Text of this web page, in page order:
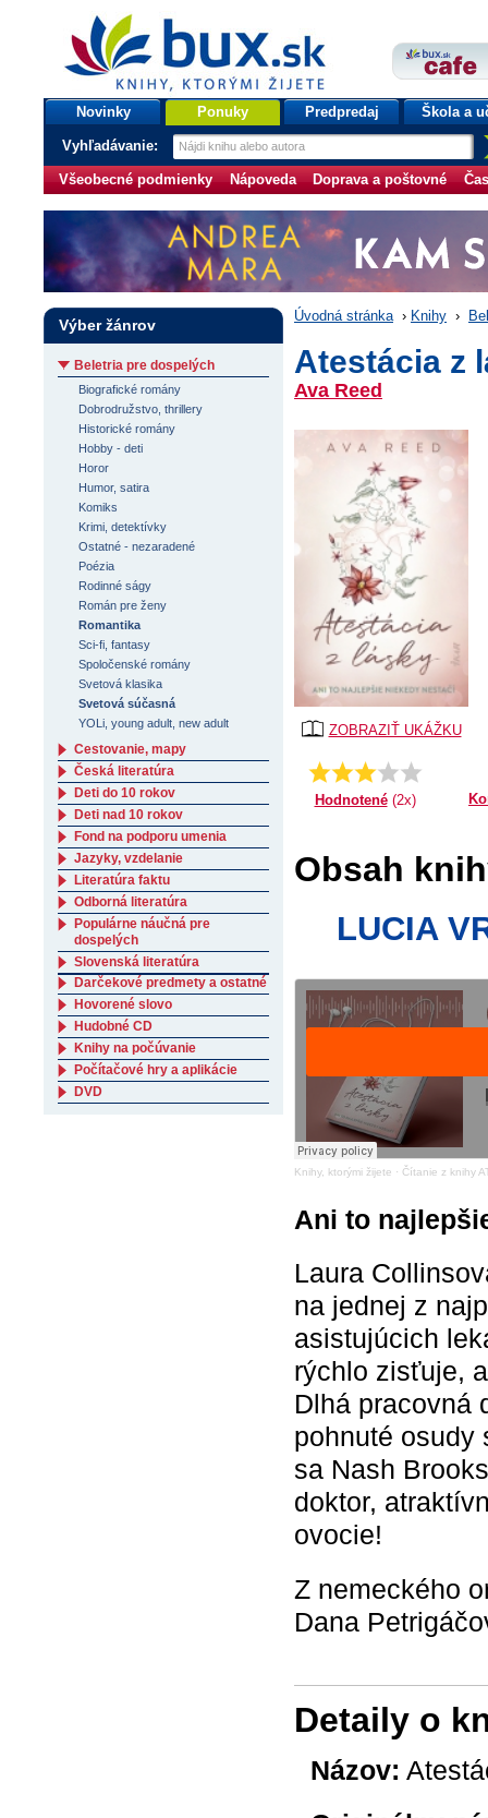
bux.sk
knihy, ktorými žijete
Úvodná stránka
Novinky Ponuky Predpredaj Škola a
Vyhľadávanie:
Všeobecné podmienky Nápoveda Doprava a poštovné
Úvodná stránka › Knihy ›
Atestácia z
Ava Reed
ZOBRAZIŤ UKÁŽKU
Priemer:
3.0
Hodnotené(2x)
Obsah
LUCIA
Knihy, ktorými žijete · Čítanie z knihy
Ani to
Laura
na jednej z
asistujúcich
rýchlo zisťuje,
Dlhá pracovná
pohnuté osudy
sa Nash
doktor,
ovocie!
Z nemeckého
Dana
Detaily o
Názov:
Výber žánrov
Beletria pre dospelých
Biografické romány
Dobrodružstvo, thrillery
Historické romány
Hobby - deti
Horor
Humor, satira
Komiks
Krimi, detektívky
Ostatné - nezaradené
Poézia
Rodinné ságy
Román pre ženy
Romantika
Sci-fi, fantasy
Spoločenské romány
Svetová klasika
Svetová súčasná
YOLi, young adult, new adult
Cestovanie, mapy
Česká literatúra
Deti do 10 rokov
Deti nad 10 rokov
Fond na podporu umenia
Jazyky, vzdelanie
Literatúra faktu
Odborná literatúra
Populárne náučná pre
dospelých
Slovenská literatúra
Darčekové predmety a ostatné
Hovorené slovo
Hudobné CD
Knihy na počúvanie
Počítačové hry a aplikácie
DVD